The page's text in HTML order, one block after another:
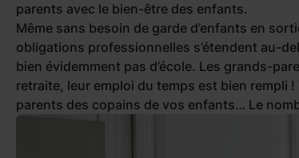
parents avec le bien-être des enfants.
Même sans besoin de garde d’enfants en
obligations professionnelles s’étendent au-
bien évidemment pas d’école. Les grands-
retraite, leur emploi du temps est bien rempli
parents des copains de vos enfants… Le